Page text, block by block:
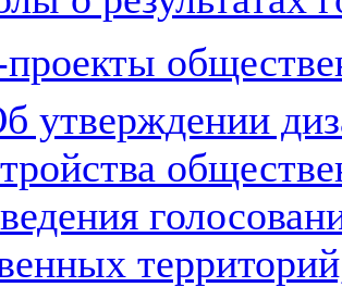
утверждении